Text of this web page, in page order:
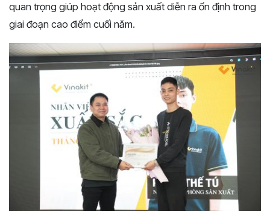
quan trọng giúp hoạt động sản xuất diễn ra ổn định trong
giai đoạn cao điểm cuối năm.